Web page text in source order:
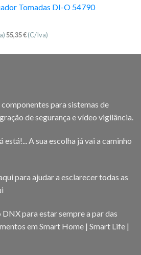
Tomadas DI-O 54790
55,35€(C/Iva)
para sistemas de
de segurança e vídeo vigilância.
está!... A sua escolha já vai a caminho
para ajudar a esclarecer todas as
DNX para estar sempre a par das
em Smart Home | Smart Life |